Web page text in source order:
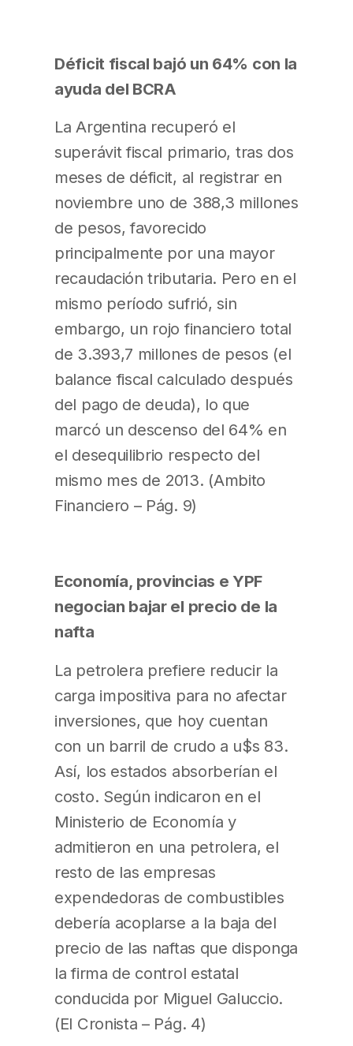
Déficit fiscal bajó un 64% con la
ayuda del BCRA
La Argentina recuperó el
superávit fiscal primario, tras dos
meses de déficit, al registrar en
noviembre uno de 388,3 millones
de pesos, favorecido
principalmente por una mayor
recaudación tributaria. Pero en el
mismo período sufrió, sin
embargo, un rojo financiero total
de 3.393,7 millones de pesos (el
balance fiscal calculado después
del pago de deuda), lo que
marcó un descenso del 64% en
el desequilibrio respecto del
mismo mes de 2013. (Ambito
Financiero – Pág. 9)
Economía, provincias e YPF
negocian bajar el precio de la
nafta
La petrolera prefiere reducir la
carga impositiva para no afectar
inversiones, que hoy cuentan
con un barril de crudo a u$s 83.
Así, los estados absorberían el
costo. Según indicaron en el
Ministerio de Economía y
admitieron en una petrolera, el
resto de las empresas
expendedoras de combustibles
debería acoplarse a la baja del
precio de las naftas que disponga
la firma de control estatal
conducida por Miguel Galuccio.
(El Cronista – Pág. 4)